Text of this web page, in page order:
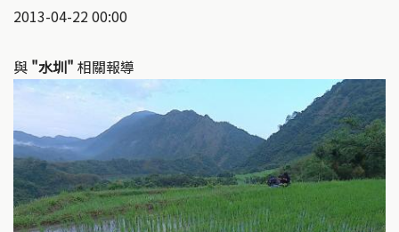
2013-04-22 00:00
與 "水圳" 相關報導